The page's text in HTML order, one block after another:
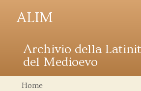
ALIM
Archivio della
del Medioevo
Home